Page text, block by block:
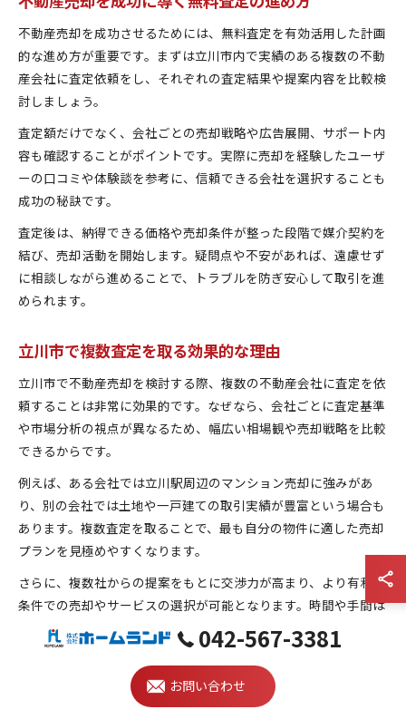
不動産売却を成功させるためには、無料査定を有効活用した計画
的な進め方が重要です。まずは立川市内で実績のある複数の不動
産会社に査定依頼をし、それぞれの査定結果や提案内容を比較検
討しましょう。
査定額だけでなく、会社ごとの売却戦略や広告展開、サポート内
容も確認することがポイントです。実際に売却を経験したユーザ
ーの口コミや体験談を参考に、信頼できる会社を選択することも
成功の秘訣です。
査定後は、納得できる価格や売却条件が整った段階で媒介契約を
結び、売却活動を開始します。疑問点や不安があれば、遠慮せず
に相談しながら進めることで、トラブルを防ぎ安心して取引を進
められます。
立川市で複数査定を取る効果的な理由
立川市で不動産売却を検討する際、複数の不動産会社に査定を依
頼することは非常に効果的です。なぜなら、会社ごとに査定基準
や市場分析の視点が異なるため、幅広い相場観や売却戦略を比較
できるからです。
例えば、ある会社では立川駅周辺のマンション売却に強みがあ
り、別の会社では土地や一戸建ての取引実績が豊富という場合も
あります。複数査定を取ることで、最も自分の物件に適した売却
プランを見極めやすくなります。
さらに、複数社からの提案をもとに交渉力が高まり、より有利な
条件での売却やサービスの選択が可能となります。時間や手間は
かかりますが、納得のいく不動産売却を実現するための大切なス
テップです。
042-567-3381
お問い合わせ